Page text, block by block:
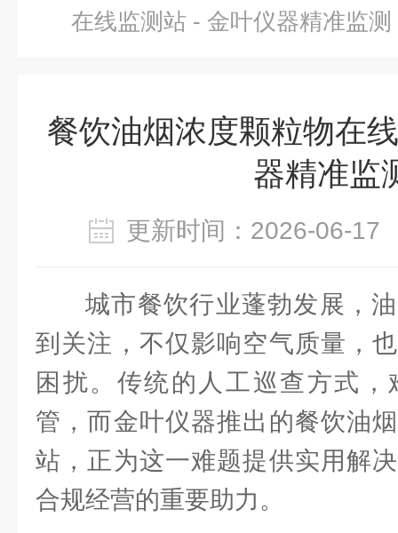
在线监测站 - 金叶仪器精准监测
餐饮油烟浓度颗粒物在
器精准监
更新时间：2026-06-
城市餐饮行业蓬勃发展，
到关注，不仅影响空气质量，
困扰。传统的人工巡查方式
管，而金叶仪器推出的餐饮油
站，正为这一难题提供实用解
合规经营的重要助力。